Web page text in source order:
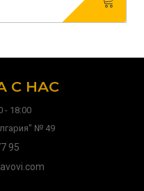
С НАС
- 18:00
№ 49
95